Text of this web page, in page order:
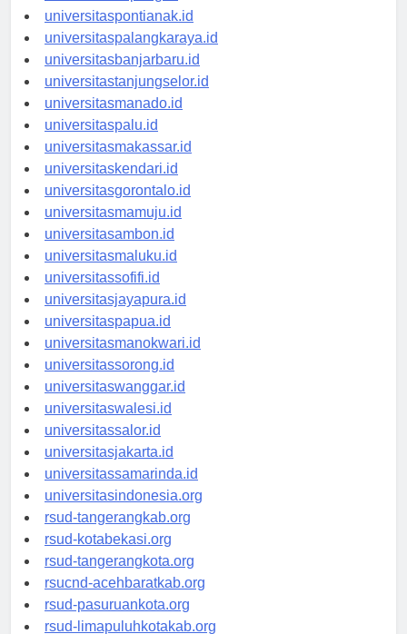
universitaskupang.id
universitaspontianak.id
universitaspalangkaraya.id
universitasbanjarbaru.id
universitastanjungselor.id
universitasmanado.id
universitaspalu.id
universitasmakassar.id
universitaskendari.id
universitasgorontalo.id
universitasmamuju.id
universitasambon.id
universitasmaluku.id
universitassofifi.id
universitasjayapura.id
universitaspapua.id
universitasmanokwari.id
universitassorong.id
universitaswanggar.id
universitaswalesi.id
universitassalor.id
universitasjakarta.id
universitassamarinda.id
universitasindonesia.org
rsud-tangerangkab.org
rsud-kotabekasi.org
rsud-tangerangkota.org
rsucnd-acehbaratkab.org
rsud-pasuruankota.org